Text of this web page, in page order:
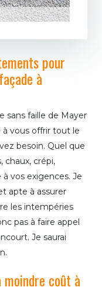
pour
à
sans faille de Mayer
à vous offrir tout le
besoin. Quel que
chaux, crépi,
vos exigences. Je
apte à assurer
les intempéries
pas à faire appel
Je saurai
coût à